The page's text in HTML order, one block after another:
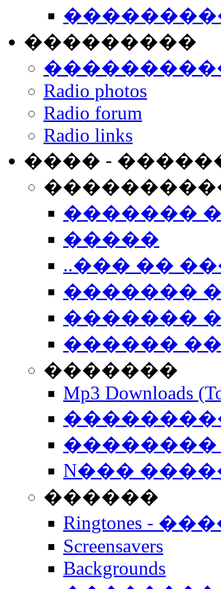
���������
Radio photos
Radio forum
Radio links
���� -
�������
�����
..��� ��
�������
�������
������
�������
Mp3 Downloads
��������
N���
������
Ringtones -
Screensavers
Backgrounds